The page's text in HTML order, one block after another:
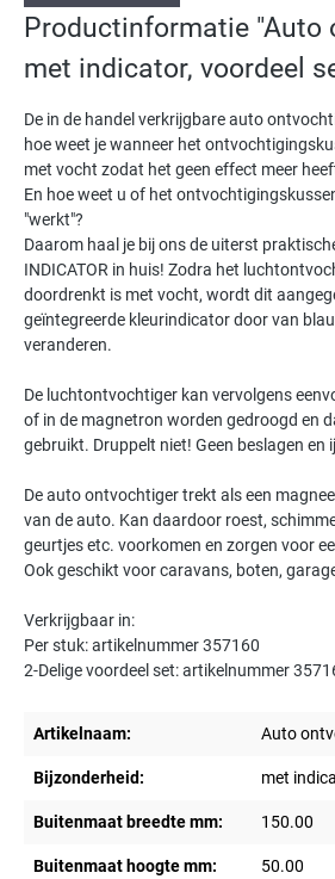
Productinformatie "Auto
met indicator, voordeel
De in de handel verkrijgbare auto
hoe weet je wanneer het
met vocht zodat het geen effect meer
En hoe weet u of het
"werkt"?
Daarom haal je bij ons de uiterst
INDICATOR in huis! Zodra het
doordrenkt is met vocht, wordt dit
geïntegreerde kleurindicator door van
veranderen.
De luchtontvochtiger kan vervolgens
of in de magnetron worden gedroogd en
gebruikt. Druppelt niet! Geen beslagen en
De auto ontvochtiger trekt als een
van de auto. Kan daardoor roest,
geurtjes etc. voorkomen en zorgen voor
Ook geschikt voor caravans, boten,
Verkrijgbaar in:
Per stuk: artikelnummer 357160
2-Delige voordeel set: artikelnummer
Artikelnaam: Auto
Bijzonderheid: met
Buitenmaat breedte mm: 150.00
Buitenmaat hoogte mm: 50.00